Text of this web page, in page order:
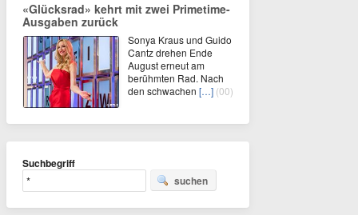
«Glücksrad» kehrt mit zwei Primetime-
Ausgaben zurück
Sonya Kraus und Guido
Cantz drehen Ende
August erneut am
berühmten Rad. Nach
den schwachen […] (00)
Suchbegriff
suchen